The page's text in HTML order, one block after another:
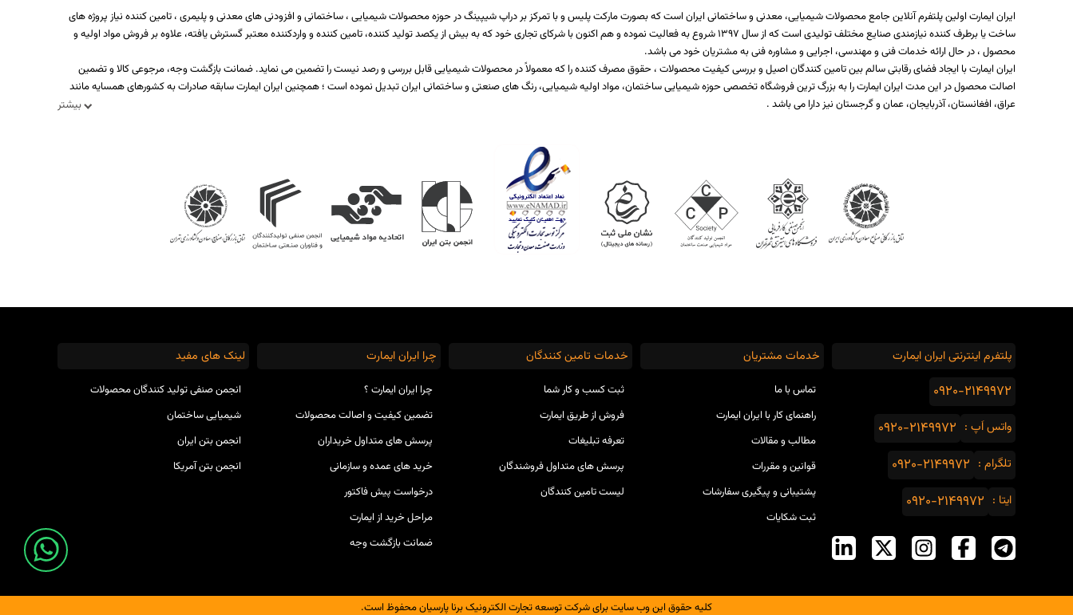
بیشتر
ایران ایمارت اولین پلتفرم آنلاین جامع محصولات شیمیایی، معدنی و ساختمانی ایران است که بصورت مارکت پلیس و با تمرکز بر دراپ شیپینگ در حوزه محصولات شیمیایی ، ساختمانی و افزودنی های معدنی و پلیمری ، تامین کننده نیاز پروژه های
ساخت یا برطرف کننده نیازمندی صنایع مختلف تولیدی است که از سال 1397 شروع به فعالیت نموده و هم اکنون با شرکای تجاری خود که به بیش از یکصد تولید کننده، تامین کننده و واردکننده معتبر گسترش یافته، علاوه بر فروش مواد اولیه و
محصول ، در حال ارائه خدمات فنی و مهندسی، اجرایی و مشاوره فنی به مشتریان خود می باشد.
ایران ایمارت با ایجاد فضای رقابتی سالم بین تامین کنندگان اصیل و بررسی کیفیت محصولات ، حقوق مصرف کننده را که معمولاً در محصولات شیمیایی قابل بررسی و رصد نیست را تضمین می نماید. ضمانت بازگشت وجه، مرجوعی کالا و تضمین
اصالت محصول در این مدت ایران ایمارت را به بزرگ ترین فروشگاه تخصصی حوزه شیمیایی ساختمان، مواد اولیه شیمیایی، رنگ های صنعتی و ساختمانی ایران تبدیل نموده است ؛ همچنین ایران ایمارت سابقه صادرات به کشورهای همسایه مانند
عراق، افغانستان، آذربایجان، عمان و گرجستان نیز دارا می باشد .
پلتفرم اینترنتی ایران ایمارت
0920-2149972
واتس اَپ : 0920-2149972
تلگرام : 0920-2149972
ایتا : 0920-2149972
خدمات مشتریان
تماس با ما
راهنمای کار با ایران ایمارت
مطالب و مقالات
قوانین و مقررات
پشتیبانی و پیگیری سفارشات
ثبت شکایات
خدمات تامین کنندگان
ثبت کسب و کار شما
فروش از طریق ایمارت
تعرفه تبلیغات
پرسش های متداول فروشندگان
لیست تامین کنندگان
چرا ایران ایمارت
چرا ایران ایمارت ؟
تضمین کیفیت و اصالت محصولات
پرسش های متداول خریداران
خرید های عمده و سازمانی
درخواست پیش فاکتور
مراحل خرید از ایمارت
ضمانت بازگشت وجه
لینک های مفید
انجمن صنفی تولید کنندگان محصولات
شیمیایی ساختمان
انجمن بتن ایران
انجمن بتن آمریکا
کلیه حقوق این وب سایت برای شرکت توسعه تجارت الکترونیک برنا پارسیان محفوظ است.